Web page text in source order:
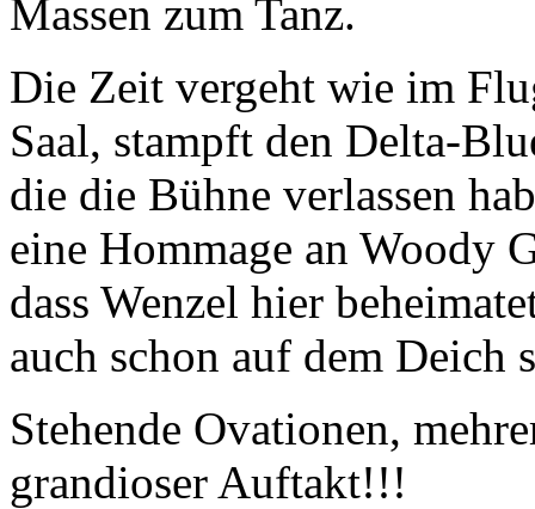
Massen zum Tanz.
Die Zeit vergeht wie im
Saal, stampft den Delta-
die die Bühne verlassen
eine Hommage an Woody
dass Wenzel hier
auch schon auf dem Deich
Stehende Ovationen,
grandioser Auftakt!!!